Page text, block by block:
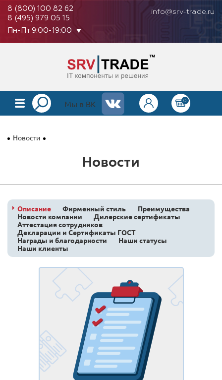
8 (800) 100 82 62
8 (495) 979 05 15
info@srv-trade.ru
Пн-Пт 9:00-19:00
КАТАЛОГ
ГАРАНТИЯ
КОНТАКТЫ
АКЦИИ
Мы в ВК 0
Новости
Новости
Описание Фирменный стиль
Преимущества
Новости компании
Дилерские сертификаты
Аттестация сотрудников
Декларации и Сертификаты ГОСТ
Награды и благодарности
Наши статусы
Наши клиенты